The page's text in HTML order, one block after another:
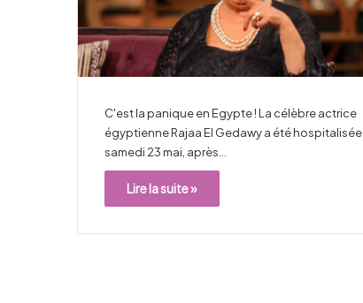
C'est la panique en Egypte ! La célèbre actrice
égyptienne Rajaa El Gedawy a été hospitalisée
samedi 23 mai, après…
Lire la suite »